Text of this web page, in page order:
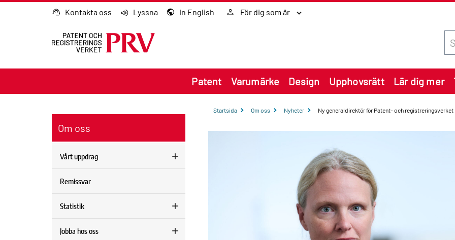
Gå till innehållet Kontakta oss Lyssna In English För dig som är
Patent Varumärke Design Upphovsrätt Lär dig mer
Om oss
Vårt uppdrag
Remissvar
Statistik
Jobba hos oss
Startsida Om oss Nyheter Ny generaldirektör för Patent- och registreringsverket